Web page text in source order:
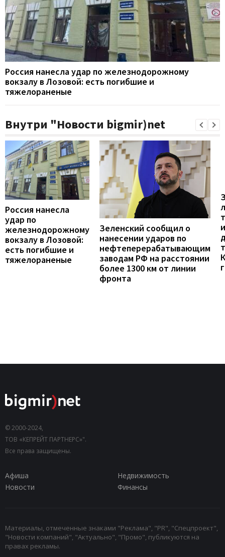
Россия нанесла удар по железнодорожному
вокзалу в Лозовой: есть погибшие и
тяжелораненые
Внутри "Новости bigmir)net
Россия нанесла
удар по
железнодорожному
вокзалу в Лозовой:
есть погибшие и
тяжелораненые
Зеленский сообщил о
нанесении ударов по
нефтеперерабатывающим
заводам РФ на расстоянии
более 1300 км от линии
фронта
© 2000-2024,
ТОВ «КЕПРЕЙТ ПАРТНЕРС»".
Все права защищены.
Афиша
Недвижимость
Новости
Финансы
Материалы, отмеченные знаками "Реклама", "PR", "Спецпроект",
"Новости компаний", "Актуально", "Промо", публикуются на
правах рекламы.